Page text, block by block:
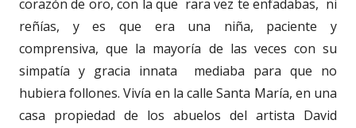
corazón de oro, con la que rara vez te enfadabas, ni
reñías, y es que era una niña, paciente y
comprensiva, que la mayoría de las veces con su
simpatía y gracia innata mediaba para que no
hubiera follones. Vivía en la calle Santa María, en una
casa propiedad de los abuelos del artista David